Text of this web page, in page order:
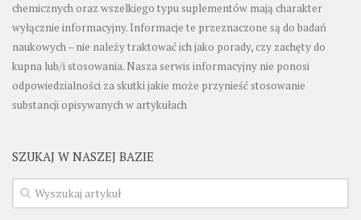
chemicznych oraz wszelkiego typu suplementów mają charakter
wyłącznie informacyjny. Informacje te przeznaczone są do badań
naukowych – nie należy traktować ich jako porady, czy zachęty do
kupna lub/i stosowania. Nasza serwis informacyjny nie ponosi
odpowiedzialności za skutki jakie może przynieść stosowanie
substancji opisywanych w artykułach
SZUKAJ W NASZEJ BAZIE